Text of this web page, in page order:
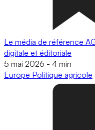
Le média de référence
digitale et éditoriale
5 mai 2026 - 4 min
Europe Politique agricole